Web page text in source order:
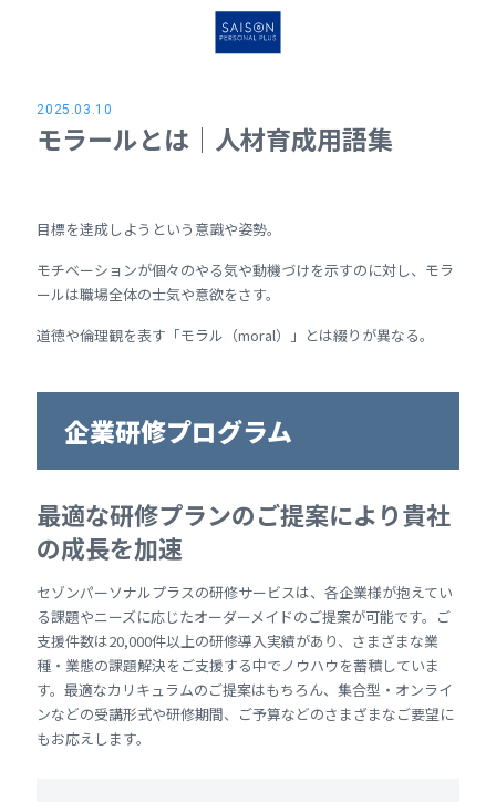
2025.03.10
モラールとは｜人材育成用語集
目標を達成しようという意識や姿勢。
モチベーションが個々のやる気や動機づけを示すのに対し、モラ
ールは職場全体の士気や意欲をさす。
道徳や倫理観を表す「モラル（moral）」とは綴りが異なる。
企業研修プログラム
最適な研修プランのご提案により貴社
の成長を加速
セゾンパーソナルプラスの研修サービスは、各企業様が抱えてい
る課題やニーズに応じたオーダーメイドのご提案が可能です。ご
支援件数は20,000件以上の研修導入実績があり、さまざまな業
種・業態の課題解決をご支援する中でノウハウを蓄積していま
す。最適なカリキュラムのご提案はもちろん、集合型・オンライ
ンなどの受講形式や研修期間、ご予算などのさまざまなご要望に
もお応えします。